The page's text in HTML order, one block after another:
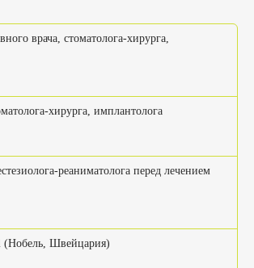
врача, стоматолога-хирурга,
хирурга, имплантолога
реаниматолога перед лечением
(Нобель, Швейцария)